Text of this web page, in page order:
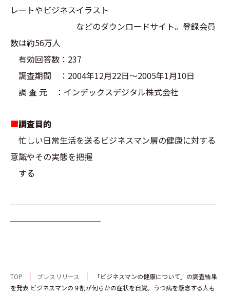
レートやビジネスイラスト
などのダウンロードサイト。登録会員
数は約56万人
有効回答数：237
調査期間 ：2004年12月22日～2005年1月10日
調 査 元 ：インデックスデジタル株式会社
■調査目的
忙しい日常生活を送るビジネスマン層の健康に対する
意識やその実態を把握
する
─────────────────────────
───────────
TOP プレスリリース
「ビジネスマンの健康について」の調査結果
を発表 ビジネスマンの９割が何らかの症状を自覚。うつ病を懸念する人も